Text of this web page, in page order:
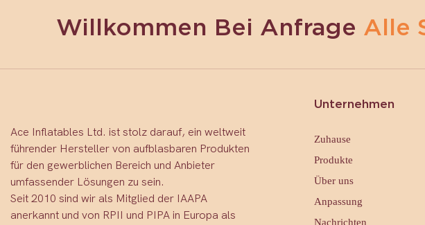
Willkommen Bei Anfrage Alle
Ace Inflatables Ltd. ist stolz darauf, ein weltweit
führender Hersteller von aufblasbaren Produkten
für den gewerblichen Bereich und Anbieter
umfassender Lösungen zu sein.
Seit 2010 sind wir als Mitglied der IAAPA
anerkannt und von RPII und PIPA in Europa als
Unternehmen
Zuhause
Produkte
Über uns
Anpassung
Nachrichten